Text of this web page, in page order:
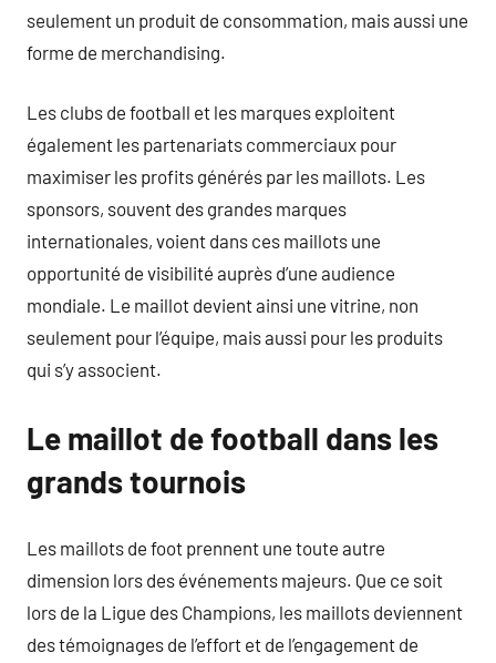
seulement un produit de consommation, mais aussi une
forme de merchandising.
Les clubs de football et les marques exploitent
également les partenariats commerciaux pour
maximiser les profits générés par les maillots. Les
sponsors, souvent des grandes marques
internationales, voient dans ces maillots une
opportunité de visibilité auprès d’une audience
mondiale. Le maillot devient ainsi une vitrine, non
seulement pour l’équipe, mais aussi pour les produits
qui s’y associent.
Le maillot de football dans les
grands tournois
Les maillots de foot prennent une toute autre
dimension lors des événements majeurs. Que ce soit
lors de la Ligue des Champions, les maillots deviennent
des témoignages de l’effort et de l’engagement de